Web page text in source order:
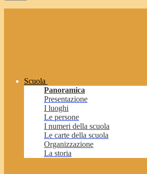
Scuola
Panoramica
Presentazione
I luoghi
Le persone
I numeri della scuola
Le carte della scuola
Organizzazione
La storia